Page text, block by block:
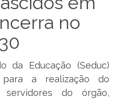
no
da Educação (Seduc)
a realização do
servidores do órgão,